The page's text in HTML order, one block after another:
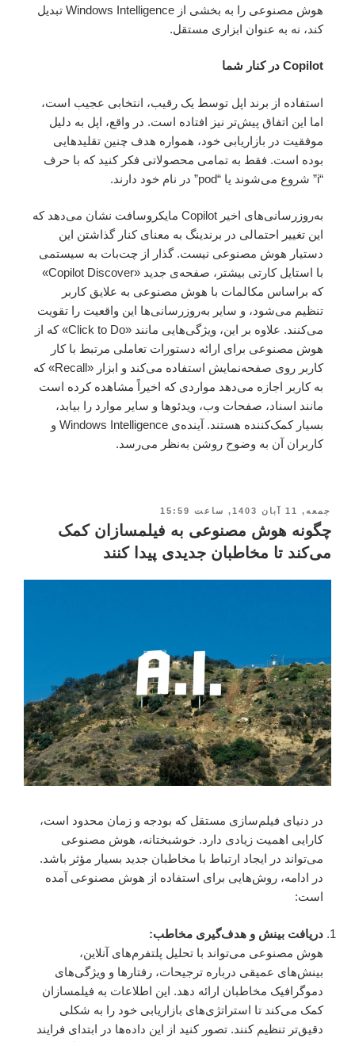
هوش مصنوعی را به بخشی از Windows Intelligence تبدیل
کند، نه به عنوان ابزاری مستقل.
Copilot در کنار شما
استفاده از برند اپل توسط یک رقیب، انتخابی عجیب است،
اما این اتفاق پیش‌تر نیز افتاده است. در واقع، اپل به دلیل
موفقیت در بازاریابی خود، همواره هدف چنین تقلیدهایی
بوده است. فقط به تمامی محصولاتی فکر کنید که با حرف
“i” شروع می‌شوند یا “pod” در نام خود دارند.
به‌روزرسانی‌های اخیر Copilot مایکروسافت نشان می‌دهد که
این تغییر احتمالی در برندینگ به معنای کنار گذاشتن این
دستیار هوش مصنوعی نیست. گذار از چت‌بات به سیستمی
با استایل کارتی بیشتر، صفحه‌ی جدید «Copilot Discover»
که براساس مکالمات با هوش مصنوعی به علایق کاربر
تنظیم می‌شود، و سایر به‌روزرسانی‌ها این واقعیت را تقویت
می‌کنند. علاوه بر این، ویژگی‌هایی مانند «Click to Do» که از
هوش مصنوعی برای ارائه دستورات تعاملی مرتبط با کار
کاربر روی صفحه‌نمایش استفاده می‌کند و ابزار «Recall» که
به کاربر اجازه می‌دهد مواردی که اخیراً مشاهده کرده است
مانند اسناد، صفحات وب، ویدئوها و سایر موارد را بیابد،
بسیار کمک‌کننده هستند. آینده‌ی Windows Intelligence و
کاربران آن به وضوح روشن به‌نظر می‌رسد.
جمعه, 11 آبان 1403, ساعت 15:59
چگونه هوش مصنوعی به فیلمسازان کمک
می‌کند تا مخاطبان جدیدی پیدا کنند
در دنیای فیلم‌سازی مستقل که بودجه و زمان محدود است،
کارایی اهمیت زیادی دارد. خوشبختانه، هوش مصنوعی
می‌تواند در ایجاد ارتباط با مخاطبان جدید بسیار مؤثر باشد.
در ادامه، روش‌هایی برای استفاده از هوش مصنوعی آمده
است:
دریافت بینش و هدف‌گیری مخاطب:
هوش مصنوعی می‌تواند با تحلیل پلتفرم‌های آنلاین،
بینش‌های عمیقی درباره ترجیحات، رفتارها و ویژگی‌های
دموگرافیک مخاطبان ارائه دهد. این اطلاعات به فیلمسازان
کمک می‌کند تا استراتژی‌های بازاریابی خود را به شکلی
دقیق‌تر تنظیم کنند. تصور کنید از این داده‌ها در ابتدای فرایند